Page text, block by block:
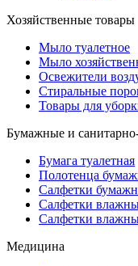
Хозяйственные товары
Мыло туалетное
Мыло
Освежители
Стиральные
Товары для
Бумажные и
Бумага туалетная
Полотенца
Салфетки
Салфетки
Салфетки
Медицина